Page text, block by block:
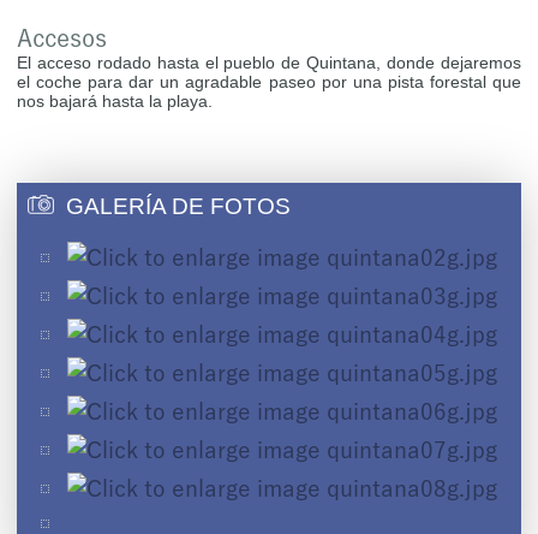
Accesos
El acceso rodado hasta el pueblo de Quintana, donde dejaremos
el coche para dar un agradable paseo por una pista forestal que
nos bajará hasta la playa.
GALERÍA DE FOTOS